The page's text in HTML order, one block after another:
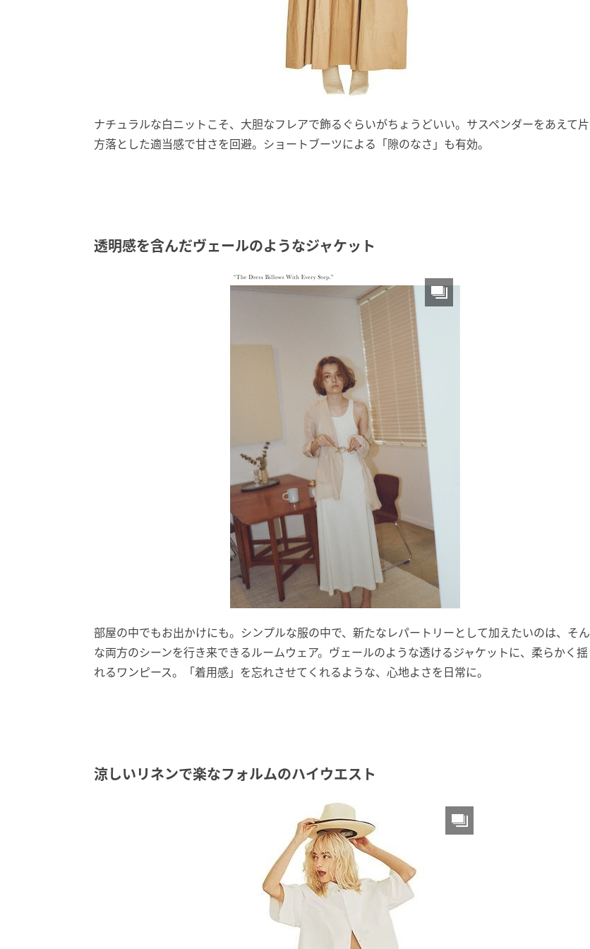
ナチュラルな白ニットこそ、大胆なフレアで飾るぐらいがちょうどいい。サスペンダーをあえて片
方落とした適当感で甘さを回避。ショートブーツによる「隙のなさ」も有効。
透明感を含んだヴェールのようなジャケット
部屋の中でもお出かけにも。シンプルな服の中で、新たなレパートリーとして加えたいのは、そん
な両方のシーンを行き来できるルームウェア。ヴェールのような透けるジャケットに、柔らかく揺
れるワンピース。「着用感」を忘れさせてくれるような、心地よさを日常に。
涼しいリネンで楽なフォルムのハイウエスト